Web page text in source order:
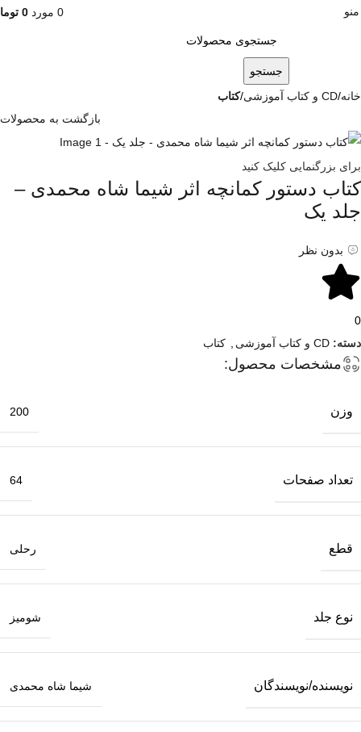
منو 0 مورد 0
جستجو
خانه CD و کتاب آموزشی
کتاب
بازگشت به محصولات
برای بزرگنمایی کلیک کنید
کتاب دستور کمانچه اثر شیما شاه محمدی –
جلد یک
بدون نظر
0
دسته: CD و کتاب آموزشی کتاب
مشخصات محصول:
وزن 200
تعداد صفحات 64
قطع رحلی
نوع جلد شومیز
نویسنده/نویسندگان شیما شاه محمدی